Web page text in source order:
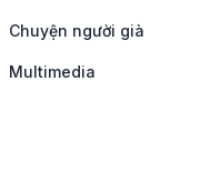
Chuyện người già
Multimedia